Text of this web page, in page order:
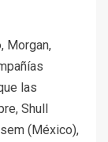
Morgan,
las
Shull
(México),